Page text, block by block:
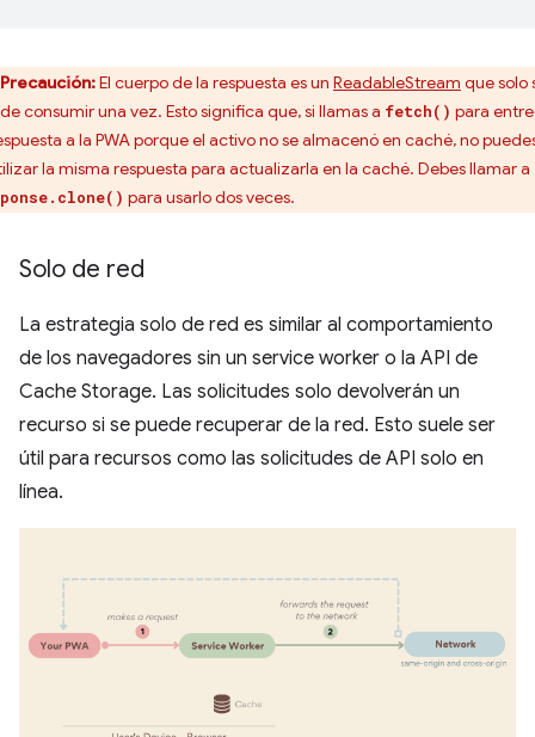
Precaución:El cuerpo de la respuesta es un ReadableStream que solo
consumir una vez. Esto significa que, si llamas a fetch() para
a la PWA porque el activo no se almacenó en caché, no
la misma respuesta para actualizarla en la caché. Debes llamar a
para usarlo dos veces.
Solo de red
La estrategia solo de red es similar al comportamiento
de los navegadores sin un service worker o la API de
Cache Storage. Las solicitudes solo devolverán un
recurso si se puede recuperar de la red. Esto suele ser
útil para recursos como las solicitudes de API solo en
línea.